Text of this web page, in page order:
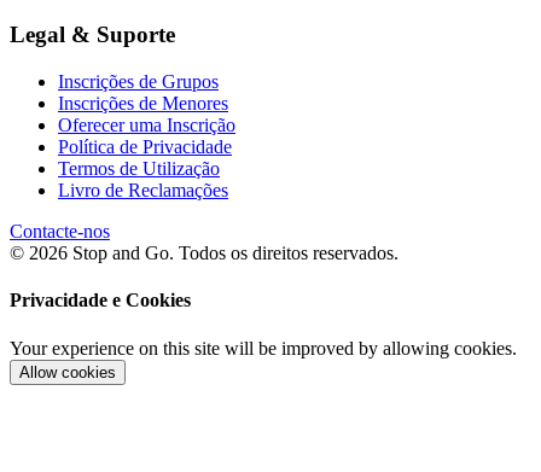
Legal & Suporte
Inscrições de Grupos
Inscrições de Menores
Oferecer uma Inscrição
Política de Privacidade
Termos de Utilização
Livro de Reclamações
Contacte-nos
© 2026 Stop and Go. Todos os direitos reservados.
Privacidade e Cookies
Your experience on this site will be improved by allowing cookies.
Allow cookies